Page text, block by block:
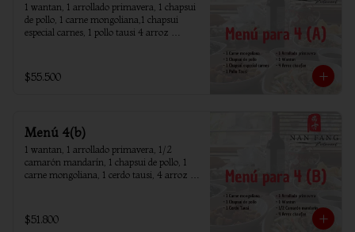
1 wantan, 1 arrollado primavera, 1 chapsui
de pollo, 1 carne mongoliana,1 chapsui
especial carnes, 1 pollo tausi 4 arroz
$55.500
Menú 4(b)
1 wantan, 1 arrollado primavera, 1/2
camarón mandarín, 1 chapsui de pollo, 1
carne mongoliana, 1 cerdo tausi, 4 arroz
$51.800